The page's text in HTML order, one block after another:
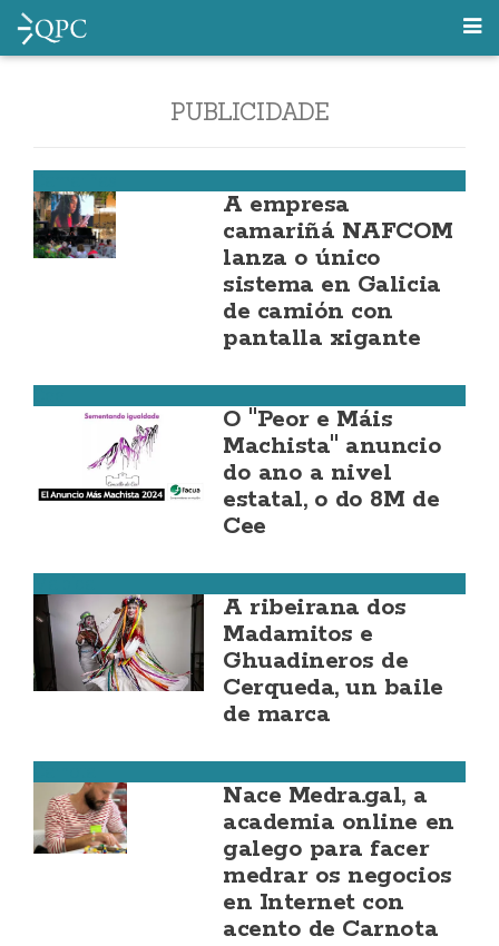
PUBLICIDADE
A empresa
camariñá NAFCOM
lanza o único
sistema en Galicia
de camión con
pantalla xigante
O "Peor e Máis
Machista" anuncio
do ano a nivel
estatal, o do 8M de
Cee
A ribeirana dos
Madamitos e
Ghuadineros de
Cerqueda, un baile
de marca
Nace Medra.gal, a
academia online en
galego para facer
medrar os negocios
en Internet con
acento de Carnota